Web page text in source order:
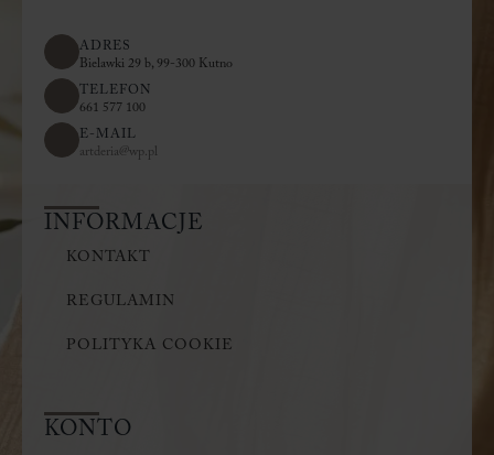
ADRES
Bielawki 29 b, 99-300 Kutno
TELEFON
661 577 100
E-MAIL
artderia@wp.pl
INFORMACJE
KONTAKT
REGULAMIN
POLITYKA COOKIE
KONTO